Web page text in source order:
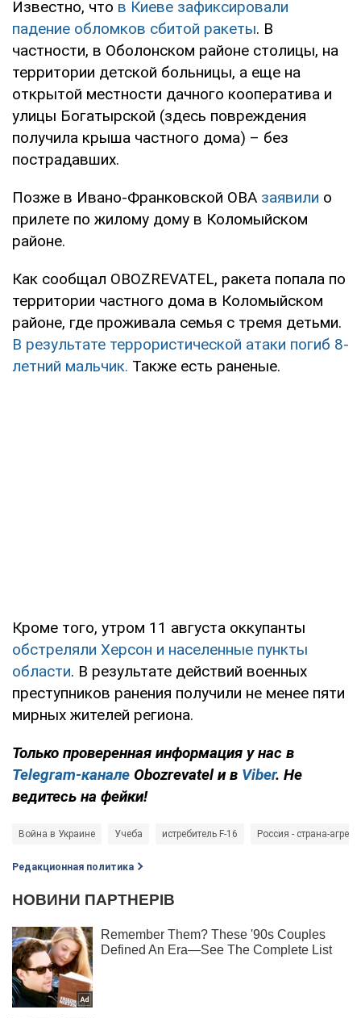
Известно, что в Киеве зафиксировали
падение обломков сбитой ракеты. В
частности, в Оболонском районе столицы, на
территории детской больницы, а еще на
открытой местности дачного кооператива и
улицы Богатырской (здесь повреждения
получила крыша частного дома) – без
пострадавших.
Позже в Ивано-Франковской ОВА заявили о
прилете по жилому дому в Коломыйском
районе.
Как сообщал OBOZREVATEL, ракета попала по
территории частного дома в Коломыйском
районе, где проживала семья с тремя детьми.
В результате террористической атаки погиб 8-
летний мальчик. Также есть раненые.
Кроме того, утром 11 августа оккупанты
обстреляли Херсон и населенные пункты
области. В результате действий военных
преступников ранения получили не менее пяти
мирных жителей региона.
Только проверенная информация у нас в
Telegram-канале Obozrevatel и в Viber. Не
ведитесь на фейки!
Война в Украине Учеба истребитель F-16 Россия - страна-
Редакционная политика